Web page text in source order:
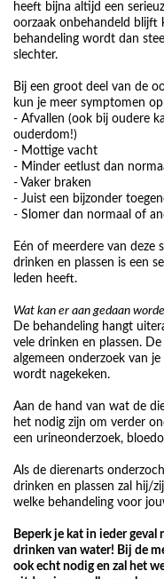
heeft bijna altijd een
oorzaak onbehandeld blijft
behandeling wordt dan
slechter.
Bij een groot deel van de
kun je meer symptomen
- Afvallen (ook bij oudere
ouderdom!)
- Mottige vacht
- Minder eetlust dan
- Vaker braken
- Juist een bijzonder
- Slomer dan normaal of
Eén of meerdere van deze
drinken en plassen is een
leden heeft.
Wat kan er aan gedaan
De behandeling hangt
vele drinken en plassen.
algemeen onderzoek van
wordt nagekeken.
Aan de hand van wat de
het nodig zijn om verder
een urineonderzoek,
Als de dierenarts
drinken en plassen zal hij/
welke behandeling voor
Beperk je kat in ieder
drinken van water! Bij de
ook echt nodig en zal het